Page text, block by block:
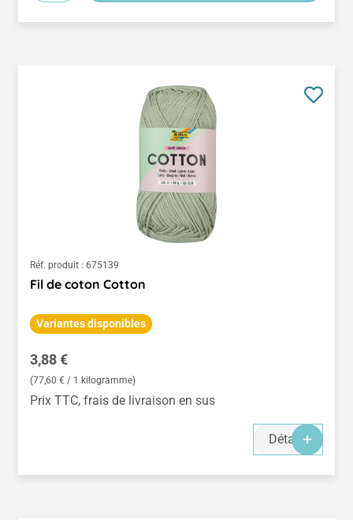
Réf. produit : 675139
Fil de coton Cotton
Variantes disponibles
Prix régulier :
3,88 €
(77,60 € / 1 kilogramme)
Prix TTC, frais de livraison en sus
Détails